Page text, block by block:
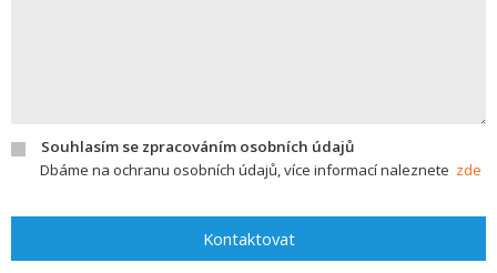
Souhlasím se zpracováním osobních údajů
Dbáme na ochranu osobních údajů, více informací naleznete zde
Kontaktovat